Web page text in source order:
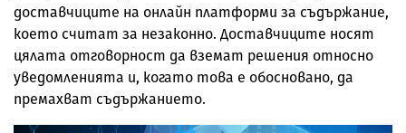
доставчиците на онлайн платформи за съдържание,
което считат за незаконно. Доставчиците носят
цялата отговорност да вземат решения относно
уведомленията и, когато това е обосновано, да
премахват съдържанието.